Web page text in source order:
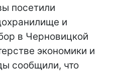
посетили
и
в Черновицкой
экономики и
сообщили, что